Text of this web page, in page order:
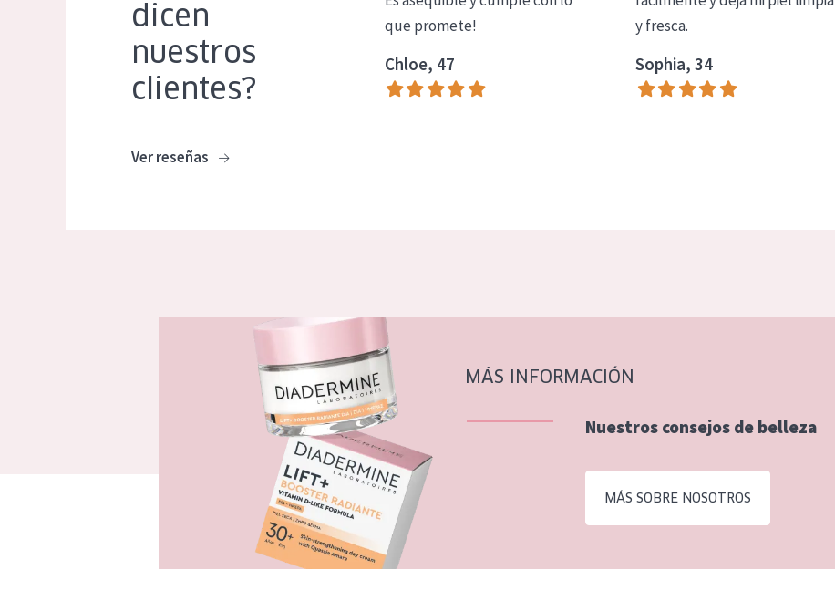
dicen
nuestros
clientes?
Ver reseñas
que promete!
Chloe, 47
y fresca.
Sophia, 34
MÁS INFORMACIÓN
Nuestros consejos de belleza
MÁS SOBRE NOSOTROS